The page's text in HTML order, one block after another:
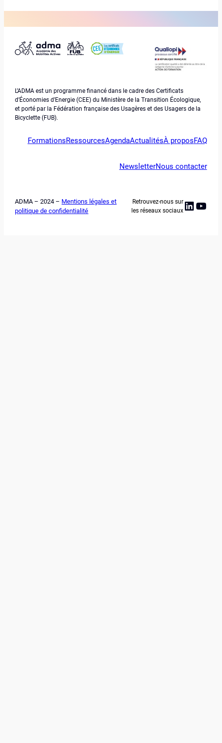
L’ADMA est un programme financé dans le cadre des Certificats
d’Économies d’Energie (CEE) du Ministère de la Transition Écologique,
et porté par la Fédération française des Usagères et des Usagers de la
Bicyclette (FUB).
FormationsRessourcesAgendaActualitésÀ proposFAQ
NewsletterNous contacter
ADMA – 2024 – Mentions légales et
politique de confidentialité
Retrouvez-nous sur
les réseaux sociaux